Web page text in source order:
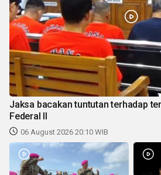
Jaksa bacakan tuntutan terhadap
Federal II
06 August 2026 20:10 WIB